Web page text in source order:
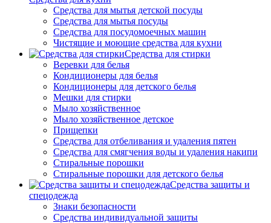
Средства для мытья детской посуды
Средства для мытья посуды
Средства для посудомоечных машин
Чистящие и моющие средства для кухни
Средства для стирки
Веревки для белья
Кондиционеры для белья
Кондиционеры для детского белья
Мешки для стирки
Мыло хозяйственное
Мыло хозяйственное детское
Прищепки
Средства для отбеливания и удаления пятен
Средства для смягчения воды и удаления накипи
Стиральные порошки
Стиральные порошки для детского белья
Средства защиты и
спецодежда
Знаки безопасности
Средства индивидуальной защиты